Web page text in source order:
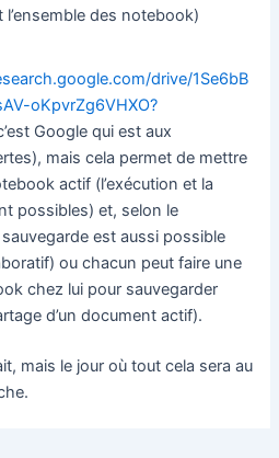
l’ensemble des notebook)
drive/1Se6bB
oKpvrZg6VHXO?
Google qui est aux
mais cela permet de mettre
actif (l’exécution et la
possibles) et, selon le
est aussi possible
ou chacun peut faire une
chez lui pour sauvegarder
d’un document actif).
mais le jour où tout cela sera au